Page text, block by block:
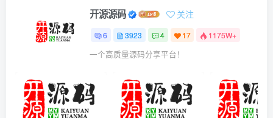
开源源码 关注
6 3923 4 17 1175W+
一个高质量源码分享平台！